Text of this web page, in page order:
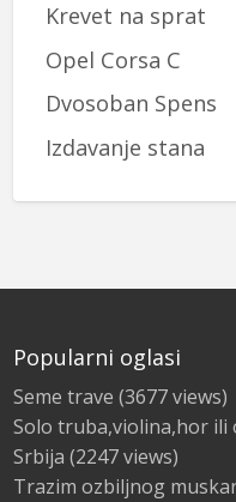
Krevet na sprat
Opel Corsa C
Dvosoban Spens
Izdavanje stana
Popularni oglasi
Seme trave (3677 views)
Solo truba,violina,hor ili
Srbija (2247 views)
Trazim ozbiljnog